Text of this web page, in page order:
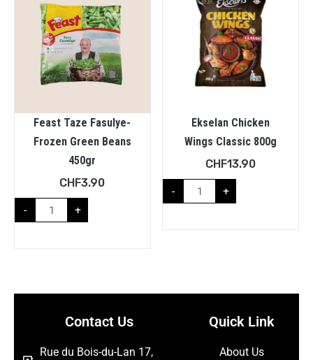
Feast Taze Fasulye-
Frozen Green Beans
450gr
CHF3.90
- +
Ekselan Chicken
Wings Classic 800g
CHF13.90
- +
Contact Us
Rue du Bois-du-Lan 17,
Quick Link
About Us